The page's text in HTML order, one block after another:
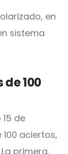
en
sistema
100
de
aciertos,
primera,